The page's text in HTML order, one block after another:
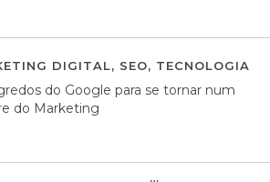
DIGITAL, SEO, TECNOLOGIA
do Google para se tornar num
do Marketing